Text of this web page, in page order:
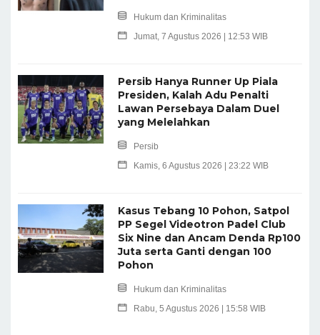
Hukum dan Kriminalitas
Jumat, 7 Agustus 2026 | 12:53 WIB
Persib Hanya Runner Up Piala
Presiden, Kalah Adu Penalti
Lawan Persebaya Dalam Duel
yang Melelahkan
Persib
Kamis, 6 Agustus 2026 | 23:22 WIB
Kasus Tebang 10 Pohon, Satpol
PP Segel Videotron Padel Club
Six Nine dan Ancam Denda Rp100
Juta serta Ganti dengan 100
Pohon
Hukum dan Kriminalitas
Rabu, 5 Agustus 2026 | 15:58 WIB